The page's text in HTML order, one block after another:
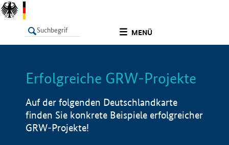
MENÜ
LISTE Info
Erfolgreiche GRW-Projekte
Auf der folgenden Deutschlandkarte
finden Sie konkrete Beispiele erfolgreicher
GRW-Projekte!